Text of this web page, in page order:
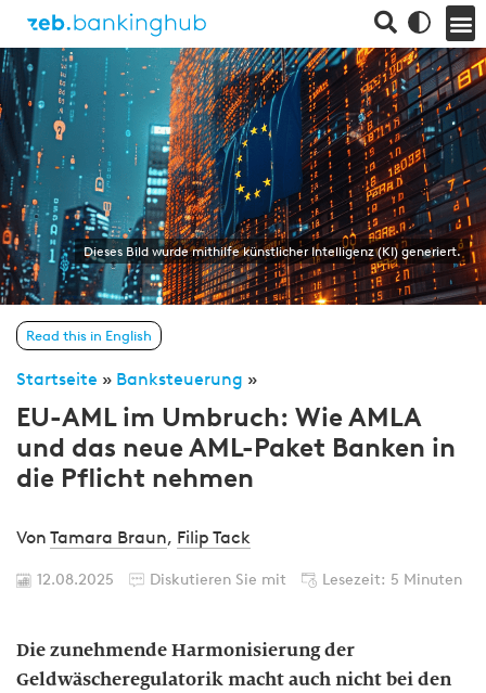
Dieses Bild wurde mithilfe künstlicher Intelligenz (KI) generiert.
Read this in English
Startseite » Banksteuerung »
EU-AML im Umbruch: Wie AMLA
und das neue AML-Paket Banken in
die Pflicht nehmen
Von Tamara Braun, Filip Tack
12.08.2025 Diskutieren Sie mit Lesezeit: 5 Minuten
Die zunehmende Harmonisierung der
Geldwäscheregulatorik macht auch nicht bei den